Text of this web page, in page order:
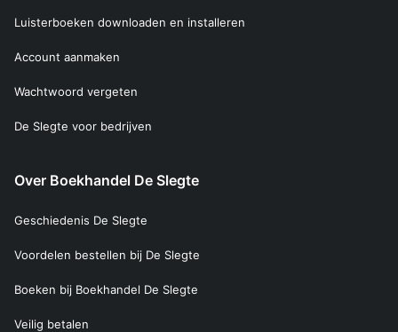
Luisterboeken downloaden en installeren
Account aanmaken
Wachtwoord vergeten
De Slegte voor bedrijven
Over Boekhandel De Slegte
Geschiedenis De Slegte
Voordelen bestellen bij De Slegte
Boeken bij Boekhandel De Slegte
Veilig betalen